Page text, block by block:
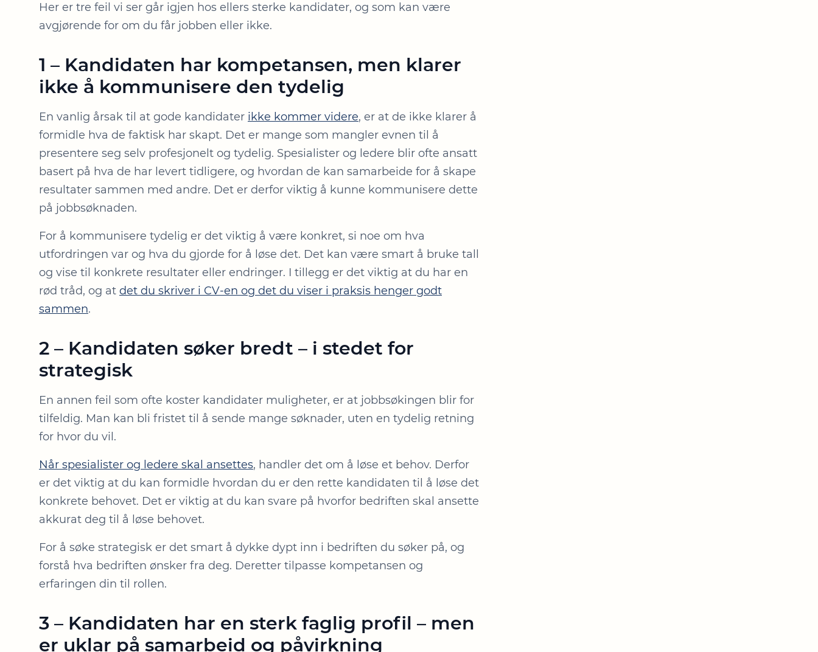
Her er tre feil vi ser går igjen hos ellers sterke kandidater, og som kan være
avgjørende for om du får jobben eller ikke.
1 – Kandidaten har kompetansen, men klarer
ikke å kommunisere den tydelig
En vanlig årsak til at gode kandidater ikke kommer videre, er at de ikke klarer å
formidle hva de faktisk har skapt. Det er mange som mangler evnen til å
presentere seg selv profesjonelt og tydelig. Spesialister og ledere blir ofte ansatt
basert på hva de har levert tidligere, og hvordan de kan samarbeide for å skape
resultater sammen med andre. Det er derfor viktig å kunne kommunisere dette
på jobbsøknaden.
For å kommunisere tydelig er det viktig å være konkret, si noe om hva
utfordringen var og hva du gjorde for å løse det. Det kan være smart å bruke tall
og vise til konkrete resultater eller endringer. I tillegg er det viktig at du har en
rød tråd, og at det du skriver i CV-en og det du viser i praksis henger godt
sammen.
2 – Kandidaten søker bredt – i stedet for
strategisk
En annen feil som ofte koster kandidater muligheter, er at jobbsøkingen blir for
tilfeldig. Man kan bli fristet til å sende mange søknader, uten en tydelig retning
for hvor du vil.
Når spesialister og ledere skal ansettes, handler det om å løse et behov. Derfor
er det viktig at du kan formidle hvordan du er den rette kandidaten til å løse det
konkrete behovet. Det er viktig at du kan svare på hvorfor bedriften skal ansette
akkurat deg til å løse behovet.
For å søke strategisk er det smart å dykke dypt inn i bedriften du søker på, og
forstå hva bedriften ønsker fra deg. Deretter tilpasse kompetansen og
erfaringen din til rollen.
3 – Kandidaten har en sterk faglig profil – men
er uklar på samarbeid og påvirkning